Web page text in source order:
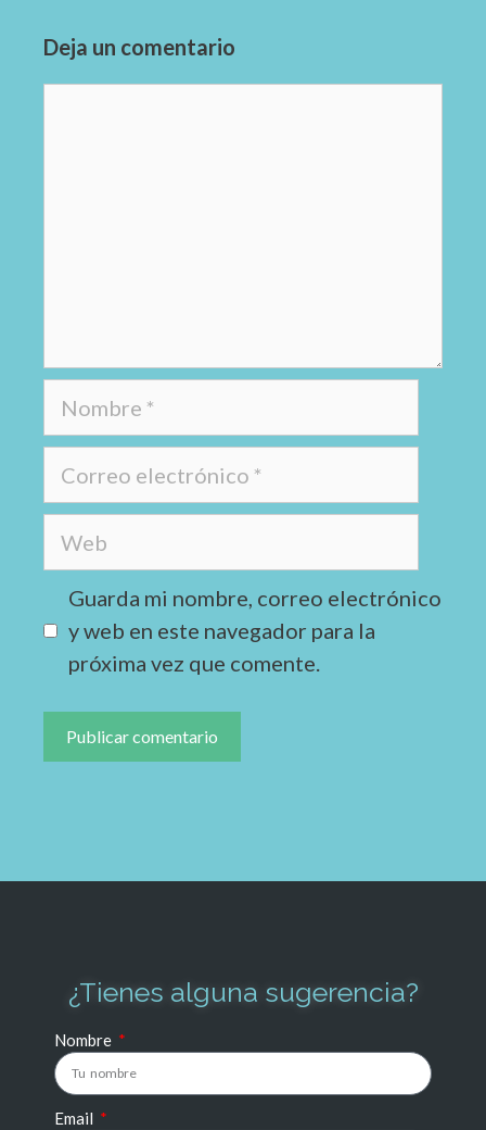
Deja un comentario
Guarda mi nombre, correo electrónico
y web en este navegador para la
próxima vez que comente.
¿Tienes alguna sugerencia?
Nombre
Email